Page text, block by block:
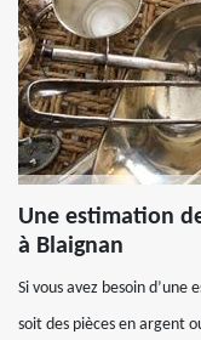
Une estimation
à Blaignan
Si vous avez besoin
soit des pièces en argent